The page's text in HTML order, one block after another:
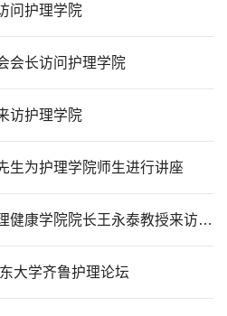
问护理学院
会长访问护理学院
访护理学院
生为护理学院师生进行讲座
健康学院院长王永泰教授来访护
大学齐鲁护理论坛